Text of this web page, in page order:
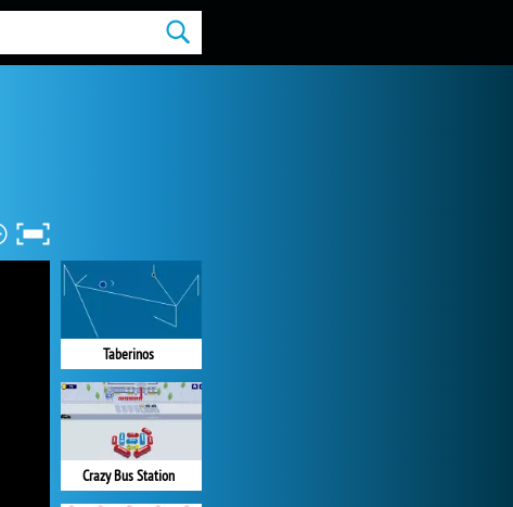
Taberinos
Crazy Bus Station